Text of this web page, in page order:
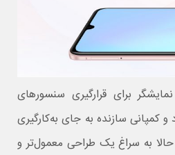
برای قرارگیری سنسورهای
کمپانی سازنده به جای به‌کارگیری
مشابه ویوو اس ۵، حالا به سراغ یک طراحی معمول‌تر و